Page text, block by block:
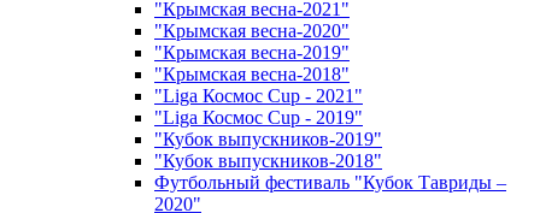
"Крымская весна-2021"
"Крымская весна-2020"
"Крымская весна-2019"
"Крымская весна-2018"
"Liga Космос Cup - 2021"
"Liga Космос Cup - 2019"
"Кубок выпускников-2019"
"Кубок выпускников-2018"
Футбольный фестиваль "Кубок Тавриды –
2020"